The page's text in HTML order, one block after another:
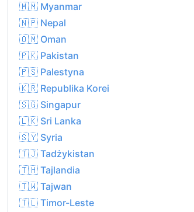
🇲🇲 Myanmar
🇳🇵 Nepal
🇴🇲 Oman
🇵🇰 Pakistan
🇵🇸 Palestyna
🇰🇷 Republika Korei
🇸🇬 Singapur
🇱🇰 Sri Lanka
🇸🇾 Syria
🇹🇯 Tadżykistan
🇹🇭 Tajlandia
🇹🇼 Tajwan
🇹🇱 Timor-Leste